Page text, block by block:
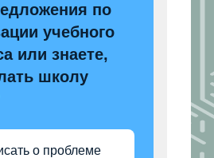
по
учебного
или знаете,
школу
о проблеме